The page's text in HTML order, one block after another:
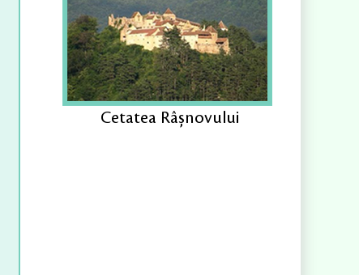
Cetatea Râșnovului